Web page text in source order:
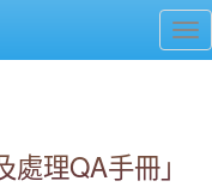
理QA手冊」